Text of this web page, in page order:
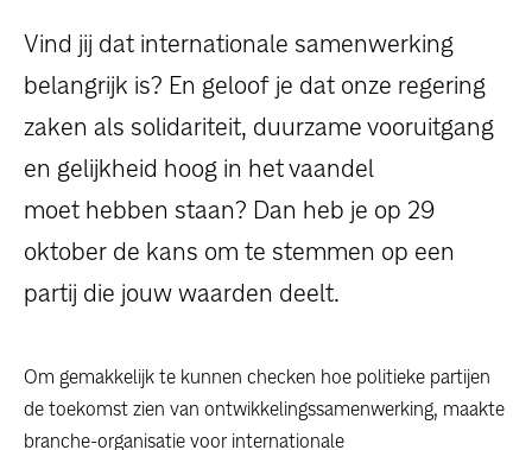
persoonlijke verhalen
voor bedrijven
contact
pers
Vind jij dat internationale samenwerking
belangrijk is? En geloof je dat onze regering
zaken als solidariteit, duurzame vooruitgang
en gelijkheid hoog in het vaandel
moet hebben staan? Dan heb je op 29
oktober de kans om te stemmen op een
partij die jouw waarden deelt.
Om gemakkelijk te kunnen checken hoe politieke partijen
de toekomst zien van ontwikkelingssamenwerking, maakte
branche-organisatie voor internationale